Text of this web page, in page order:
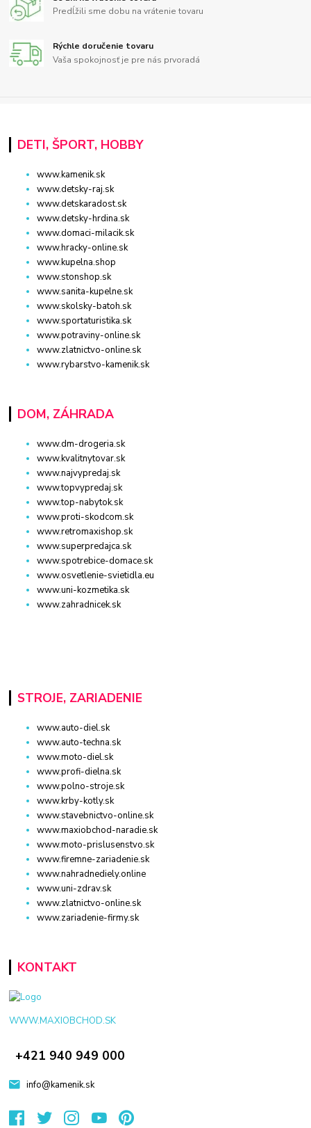
Predĺžili sme dobu na vrátenie tovaru
Rýchle doručenie tovaru
Vaša spokojnosť je pre nás prvoradá
DETI, ŠPORT, HOBBY
www.kamenik.sk
www.detsky-raj.sk
www.detskaradost.sk
www.detsky-hrdina.sk
www.domaci-milacik.sk
www.hracky-online.sk
www.kupelna.shop
www.stonshop.sk
www.sanita-kupelne.sk
www.skolsky-batoh.sk
www.sportaturistika.sk
www.potraviny-online.sk
www.zlatnictvo-online.sk
www.rybarstvo-kamenik.sk
DOM, ZÁHRADA
www.dm-drogeria.sk
www.kvalitnytovar.sk
www.najvypredaj.sk
www.topvypredaj.sk
www.top-nabytok.sk
www.proti-skodcom.sk
www.retromaxishop.sk
www.superpredajca.sk
www.spotrebice-domace.sk
www.osvetlenie-svietidla.eu
www.uni-kozmetika.sk
www.zahradnicek.sk
STROJE, ZARIADENIE
www.auto-diel.sk
www.auto-techna.sk
www.moto-diel.sk
www.profi-dielna.sk
www.polno-stroje.sk
www.krby-kotly.sk
www.stavebnictvo-online.sk
www.maxiobchod-naradie.sk
www.moto-prislusenstvo.sk
www.firemne-zariadenie.sk
www.nahradnediely.online
www.uni-zdrav.sk
www.zlatnictvo-online.sk
www.zariadenie-firmy.sk
KONTAKT
WWW.MAXIOBCHOD.SK
+421 940 949 000
info@kamenik.sk